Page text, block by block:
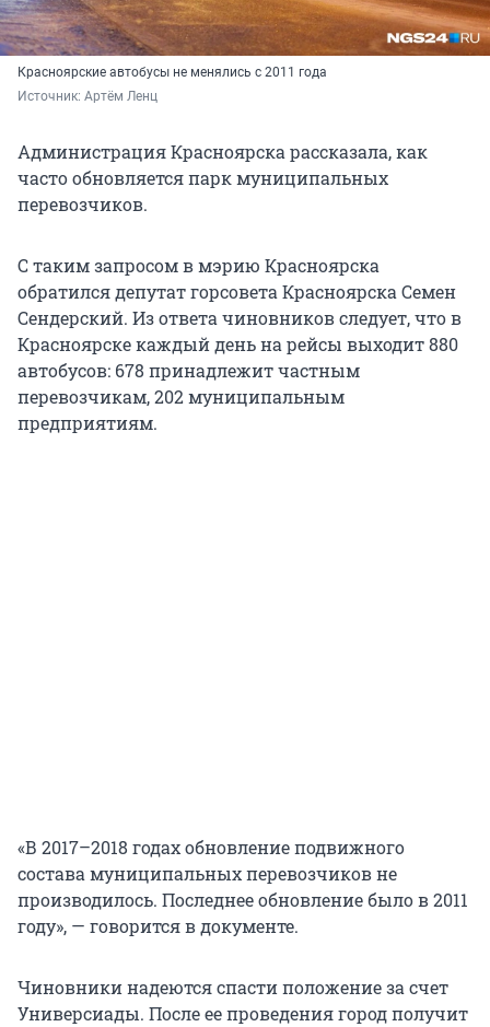
Красноярские автобусы не менялись с 2011 года
Источник: Артём Ленц
Администрация Красноярска рассказала, как
часто обновляется парк муниципальных
перевозчиков.
С таким запросом в мэрию Красноярска
обратился депутат горсовета Красноярска Семен
Сендерский. Из ответа чиновников следует, что в
Красноярске каждый день на рейсы выходит 880
автобусов: 678 принадлежит частным
перевозчикам, 202 муниципальным
предприятиям.
«В 2017–2018 годах обновление подвижного
состава муниципальных перевозчиков не
производилось. Последнее обновление было в 2011
году», — говорится в документе.
Чиновники надеются спасти положение за счет
Универсиады. После ее проведения город получит